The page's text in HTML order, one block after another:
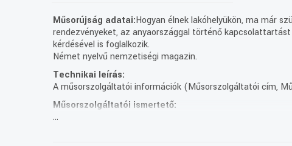
Műsorújság adatai:Hogyan élnek lakóhelyükön, ma már
rendezvényeket, az anyaországgal történő
kérdésével is foglalkozik.
Német nyelvű nemzetiségi magazin.
Technikai leírás:
A műsorszolgáltatói információk (Műsorszolgáltatói cím,
Műsorszolgáltatói ismertető:
Német nyelvjárási szótár
...